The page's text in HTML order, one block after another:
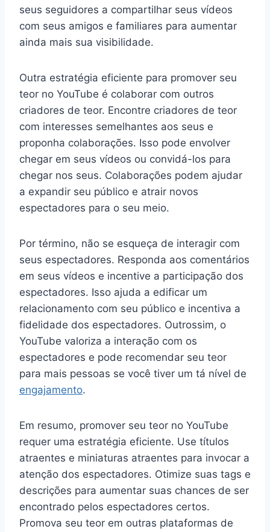
seus seguidores a compartilhar seus vídeos
com seus amigos e familiares para aumentar
ainda mais sua visibilidade.
Outra estratégia eficiente para promover seu
teor no YouTube é colaborar com outros
criadores de teor. Encontre criadores de teor
com interesses semelhantes aos seus e
proponha colaborações. Isso pode envolver
chegar em seus vídeos ou convidá-los para
chegar nos seus. Colaborações podem ajudar
a expandir seu público e atrair novos
espectadores para o seu meio.
Por término, não se esqueça de interagir com
seus espectadores. Responda aos comentários
em seus vídeos e incentive a participação dos
espectadores. Isso ajuda a edificar um
relacionamento com seu público e incentiva a
fidelidade dos espectadores. Outrossim, o
YouTube valoriza a interação com os
espectadores e pode recomendar seu teor
para mais pessoas se você tiver um tá nível de
engajamento.
Em resumo, promover seu teor no YouTube
requer uma estratégia eficiente. Use títulos
atraentes e miniaturas atraentes para invocar a
atenção dos espectadores. Otimize suas tags e
descrições para aumentar suas chances de ser
encontrado pelos espectadores certos.
Promova seu teor em outras plataformas de